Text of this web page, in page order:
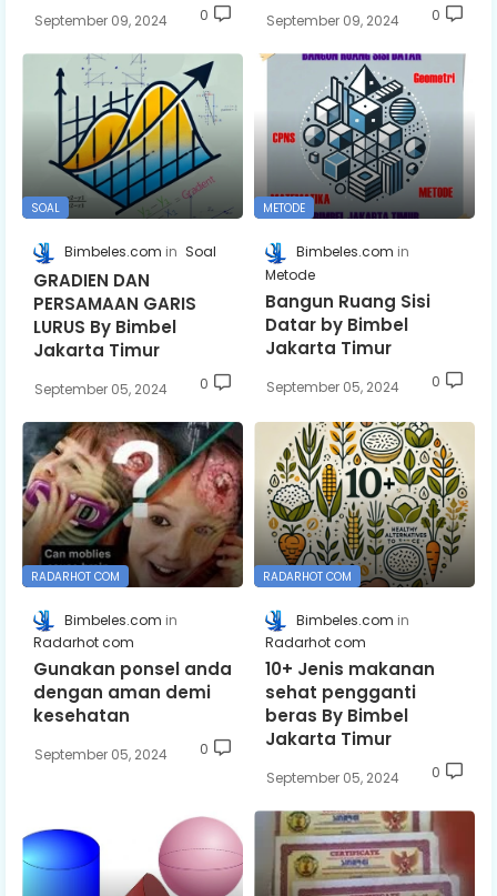
September 09, 2024 0 September 09, 2024 0
SOAL
Bimbeles.com Soal
GRADIEN DAN
PERSAMAAN GARIS
LURUS By Bimbel
Jakarta Timur
September 05, 2024 0
METODE
Bimbeles.com
Metode
Bangun Ruang Sisi
Datar by Bimbel
Jakarta Timur
September 05, 2024 0
RADARHOT COM
Bimbeles.com
Radarhot com
Gunakan ponsel anda
dengan aman demi
kesehatan
September 05, 2024 0
RADARHOT COM
Bimbeles.com
Radarhot com
10+ Jenis makanan
sehat pengganti
beras By Bimbel
Jakarta Timur
September 05, 2024 0